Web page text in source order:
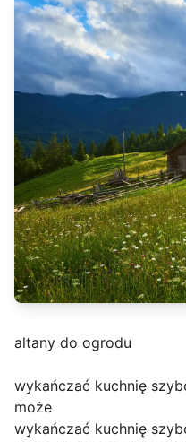
altany do ogrodu
wykańczać kuchnię
może
wykańczać kuchnię